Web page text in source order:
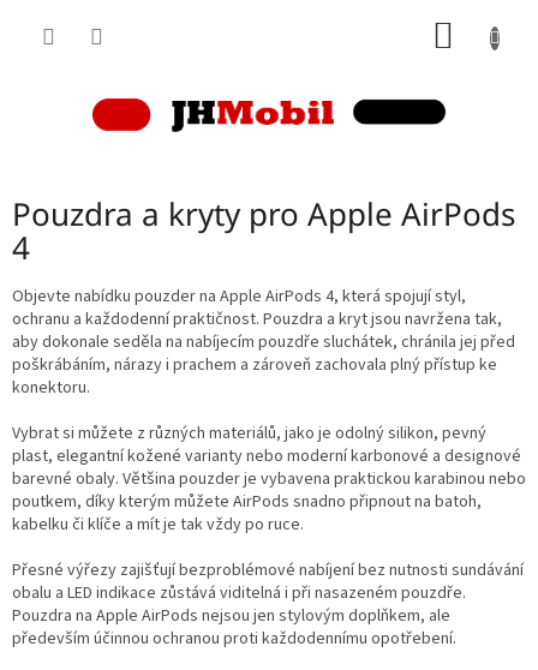
Pouzdra a kryty pro Apple AirPods
4
Objevte nabídku pouzder na Apple AirPods 4, která spojují styl,
ochranu a každodenní praktičnost. Pouzdra a kryt jsou navržena tak,
aby dokonale seděla na nabíjecím pouzdře sluchátek, chránila jej před
poškrábáním, nárazy i prachem a zároveň zachovala plný přístup ke
konektoru.
Vybrat si můžete z různých materiálů, jako je odolný silikon, pevný
plast, elegantní kožené varianty nebo moderní karbonové a designové
barevné obaly. Většina pouzder je vybavena praktickou karabinou nebo
poutkem, díky kterým můžete AirPods snadno připnout na batoh,
kabelku či klíče a mít je tak vždy po ruce.
Přesné výřezy zajišťují bezproblémové nabíjení bez nutnosti sundávání
obalu a LED indikace zůstává viditelná i při nasazeném pouzdře.
Pouzdra na Apple AirPods nejsou jen stylovým doplňkem, ale
především účinnou ochranou proti každodennímu opotřebení.